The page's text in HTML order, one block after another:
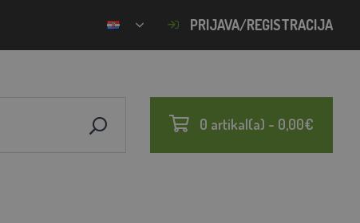
PRIJAVA/REGISTRACIJA
0 artikal(a) - 0,00€